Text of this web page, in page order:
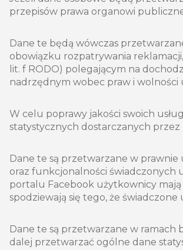
przepisów prawa organowi
Dane te będą wówczas
obowiązku rozpatrywania
lit. f RODO) polegającym na
nadrzędnym wobec praw i wolności
W celu poprawy jakości swoich
statystycznych dostarczanych przez
Dane te są przetwarzane w prawnie
oraz funkcjonalności świadczonych
portalu Facebook użytkownicy
spodziewają się tego, że
Dane te są przetwarzane w ramach
dalej przetwarzać ogólne dane